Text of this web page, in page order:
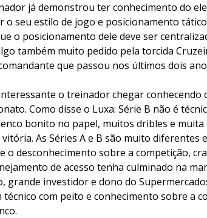
já demonstrou ter conhecimento do
o seu estilo de jogo e posicionamento
o posicionamento dele deve ser
também muito pedido pela torcida
que passou nos últimos dois
o treinador chegar conhecendo
Como disse o Luxa: Série B não é
bonito no papel, muitos dribles e muita
As Séries A e B são muito diferentes
o desconhecimento sobre a competição,
de acesso tenha culminado na
grande investidor e dono do
técnico com peito e conhecimento sobre a